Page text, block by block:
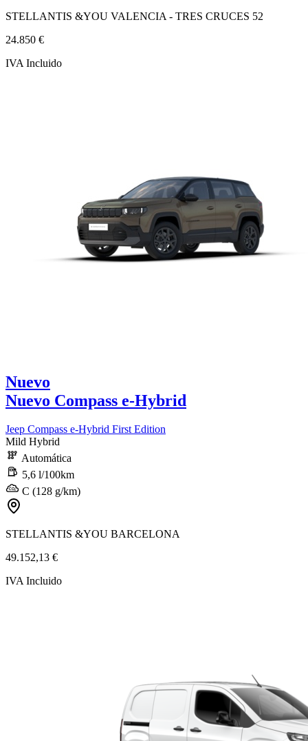
STELLANTIS &YOU VALENCIA - TRES CRUCES 52
24.850 €
IVA Incluido
Nuevo
Nuevo Compass e-Hybrid
Jeep Compass e-Hybrid First Edition
Mild Hybrid
Automática
5,6 l/100km
C (128 g/km)
STELLANTIS &YOU BARCELONA
49.152,13 €
IVA Incluido